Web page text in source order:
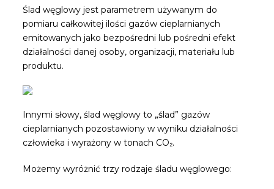
Ślad węglowy jest parametrem używanym do
pomiaru całkowitej ilości gazów cieplarnianych
emitowanych jako bezpośredni lub pośredni efekt
działalności danej osoby, organizacji, materiału lub
produktu.
Innymi słowy, ślad węglowy to „ślad” gazów
cieplarnianych pozostawiony w wyniku działalności
człowieka i wyrażony w tonach CO₂.
Możemy wyróżnić trzy rodzaje śladu węglowego: